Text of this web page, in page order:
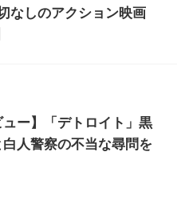
なしのアクション映画
ュー】「デトロイト」黒
人警察の不当な尋問を